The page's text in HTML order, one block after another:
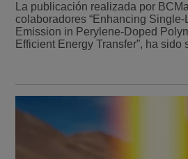
La publicación realizada por
colaboradores “Enhancing
Emission in Perylene-Doped
Efficient Energy Transfer”, ha sido